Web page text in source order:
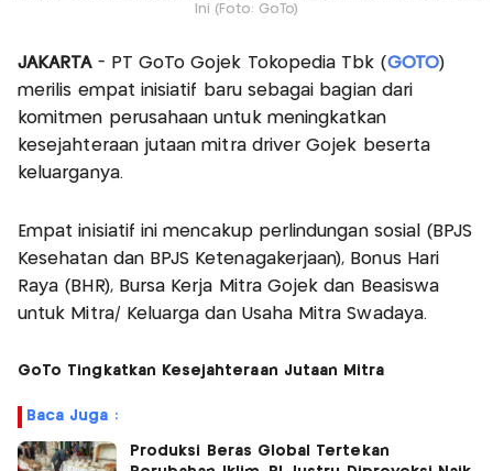
Ini (Foto: GoTo)
JAKARTA - PT GoTo Gojek Tokopedia Tbk (GOTO)
merilis empat inisiatif baru sebagai bagian dari
komitmen perusahaan untuk meningkatkan
kesejahteraan jutaan mitra driver Gojek beserta
keluarganya.
Empat inisiatif ini mencakup perlindungan sosial (BPJS
Kesehatan dan BPJS Ketenagakerjaan), Bonus Hari
Raya (BHR), Bursa Kerja Mitra Gojek dan Beasiswa
untuk Mitra/ Keluarga dan Usaha Mitra Swadaya.
GoTo Tingkatkan Kesejahteraan Jutaan Mitra
Baca Juga :
Produksi Beras Global Tertekan